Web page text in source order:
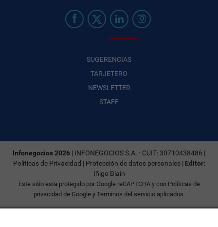
SUGERENCIAS
TARJETERO
NEWSLETTER
STAFF
Infonegocios 2026 | INFONEGOCIOS S.A. · CUIT: 30710438486 |
Políticas de Privacidad | Protección de datos personales| Editor:
Iñigo Biain
Este sitio esta protegido por Google reCAPTCHA y con Políticas de
privacidad de Googley Terminos del servicioaplicados.